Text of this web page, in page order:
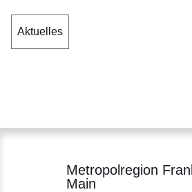
Aktuelles
Metropolregion
Main